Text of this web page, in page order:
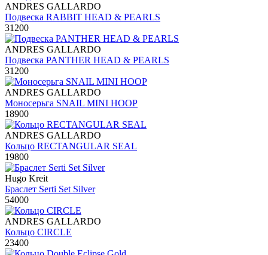
ANDRES GALLARDO
Подвеска RABBIT HEAD & PEARLS
31200
ANDRES GALLARDO
Подвеска PANTHER HEAD & PEARLS
31200
ANDRES GALLARDO
Моносерьга SNAIL MINI HOOP
18900
ANDRES GALLARDO
Кольцо RECTANGULAR SEAL
19800
Hugo Kreit
Браслет Serti Set Silver
54000
ANDRES GALLARDO
Кольцо CIRCLE
23400